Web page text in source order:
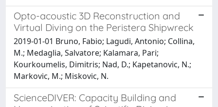
Opto-acoustic 3D Reconstruction and
Virtual Diving on the Peristera Shipwreck
2019-01-01 Bruno, Fabio; Lagudi, Antonio; Collina,
M.; Medaglia, Salvatore; Kalamara, Pari;
Kourkoumelis, Dimitris; Nad, D.; Kapetanovic, N.;
Markovic, M.; Miskovic, N.
ScienceDIVER: Capacity Building and